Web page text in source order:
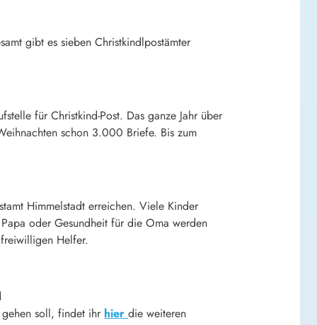
gibt es sieben Christkindlpostämter
für Christkind-Post. Das ganze Jahr über
schon 3.000 Briefe. Bis zum
Himmelstadt erreichen. Viele Kinder
oder Gesundheit für die Oma werden
Helfer.
soll, findet ihr hier die weiteren